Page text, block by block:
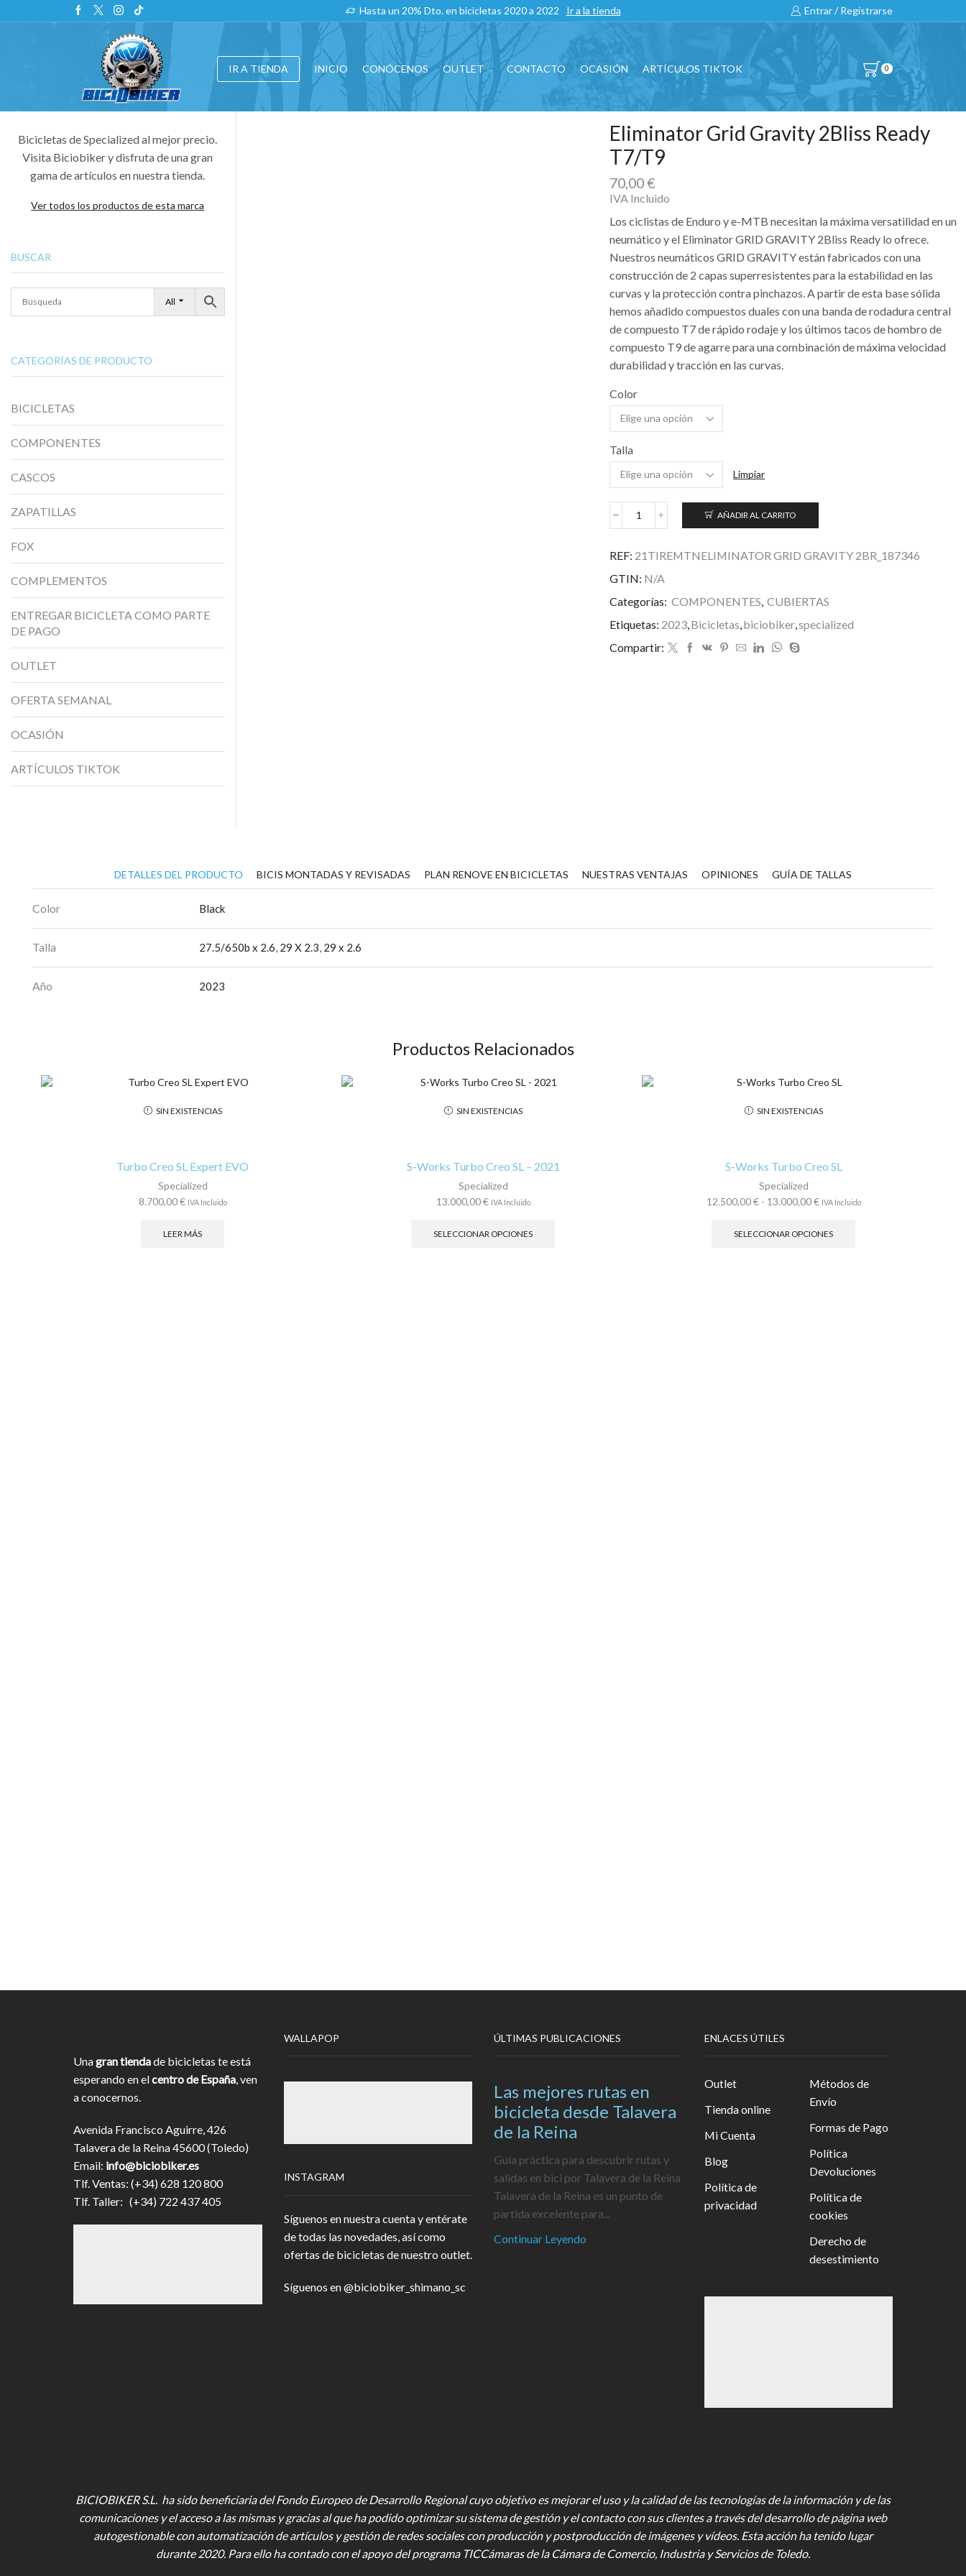
Hasta un 20% Dto. en bicicletas 2020 a 2022 Ir a la tienda Entrar / Registrarse
IR A TIENDA INICIO CONÓCENOS OUTLET CONTACTO OCASIÓN ARTÍCULOS TIKTOK 0
Eliminator Grid Gravity 2Bliss Ready
T7/T9
70,00€
IVA Incluido
Los ciclistas de Enduro y e-MTB necesitan la máxima versatilidad en un
neumático y el Eliminator GRID GRAVITY 2Bliss Ready lo ofrece.
Nuestros neumáticos GRID GRAVITY están fabricados con una
construcción de 2 capas superresistentes para la estabilidad en las
curvas y la protección contra pinchazos. A partir de esta base sólida
hemos añadido compuestos duales con una banda de rodadura central
de compuesto T7 de rápido rodaje y los últimos tacos de hombro de
compuesto T9 de agarre para una combinación de máxima velocidad
durabilidad y tracción en las curvas.
Color
Talla
Limpiar
Eliminator
Gravity
2Bliss
Ready
cantidad
AÑADIR AL CARRITO
REF: 21TIREMTNELIMINATOR GRID GRAVITY 2BR_187346
GTIN: N/A
Categorías: COMPONENTES, CUBIERTAS
Etiquetas: 2023,Bicicletas,biciobiker,specialized
Compartir:
Bicicletas de Specialized al mejor precio.
Visita Biciobiker y disfruta de una gran
gama de artículos en nuestra tienda.
Ver todos los productos de esta marca
BUSCAR
All
CATEGORÍAS DE PRODUCTO
BICICLETAS
COMPONENTES
CASCOS
ZAPATILLAS
FOX
COMPLEMENTOS
ENTREGAR BICICLETA COMO PARTE
DE PAGO
OUTLET
OFERTA SEMANAL
OCASIÓN
ARTÍCULOS TIKTOK
DETALLES DEL PRODUCTO BICIS MONTADAS Y REVISADAS PLAN RENOVE EN BICICLETAS NUESTRAS VENTAJAS OPINIONES GUÍA DE TALLAS
Color Black
Talla 27.5/650b x 2.6, 29 X 2.3, 29 x 2.6
Año 2023
Productos Relacionados
SIN EXISTENCIAS
Turbo Creo SL Expert EVO
Specialized
8.700,00€ IVA Incluido
LEER MÁS
SIN EXISTENCIAS
S-Works Turbo Creo SL – 2021
Specialized
13.000,00€ IVA Incluido
SELECCIONAR OPCIONES
SIN EXISTENCIAS
S-Works Turbo Creo SL
Specialized
12.500,00€ - 13.000,00€Rango
precios:
IVA Incluido
SELECCIONAR OPCIONES
Unagran tiendade bicicletas te está
esperando en elcentro de España , ven
a conocernos.
Avenida Francisco Aguirre, 426
Talavera de la Reina 45600 (Toledo)
Email: info@biciobiker.es
Tlf. Ventas: (+34) 628 120 800
Tlf. Taller: (+34) 722 437 405
WALLAPOP
INSTAGRAM
Síguenos en nuestra cuenta y entérate
de todas las novedades, así como
ofertas de bicicletas de nuestro outlet.
Síguenos en@biciobiker_shimano_sc
ÚLTIMAS PUBLICACIONES
Las mejores rutas en
bicicleta desde Talavera
de la Reina
Guía práctica para descubrir rutas y
salidas en bici por Talavera de la Reina
Talavera de la Reina es un punto de
partida excelente para...
Continuar Leyendo
ENLACES ÚTILES
Outlet
Tienda online
Mi Cuenta
Blog
Política de
privacidad
Métodos de
Envío
Formas de Pago
Política
Devoluciones
Política de
cookies
Derecho de
desestimiento
BICIOBIKER S.L. ha sido beneficiaria del Fondo Europeo de Desarrollo Regional cuyo objetivo es mejorar el uso y la calidad de las tecnologías de la información y de las
comunicaciones y el acceso a las mismas y gracias al que ha podido optimizar su sistema de gestión y el contacto con sus clientes a través del desarrollo de página web
autogestionable con automatización de artículos y gestión de redes sociales con producción y postproducción de imágenes y vídeos. Esta acción ha tenido lugar
durante 2020. Para ello ha contado con el apoyo del programa TICCámaras de la Cámara de Comercio, Industria y Servicios de Toledo.